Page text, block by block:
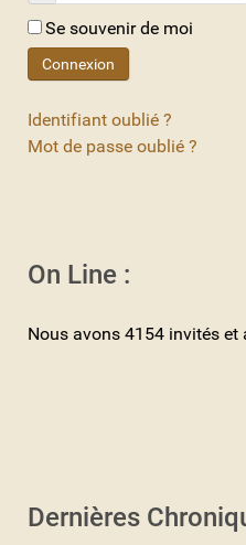
Se souvenir de moi
Connexion
Identifiant oublié ?
Mot de passe oublié ?
On Line :
Nous avons 4154 invités et
Dernières